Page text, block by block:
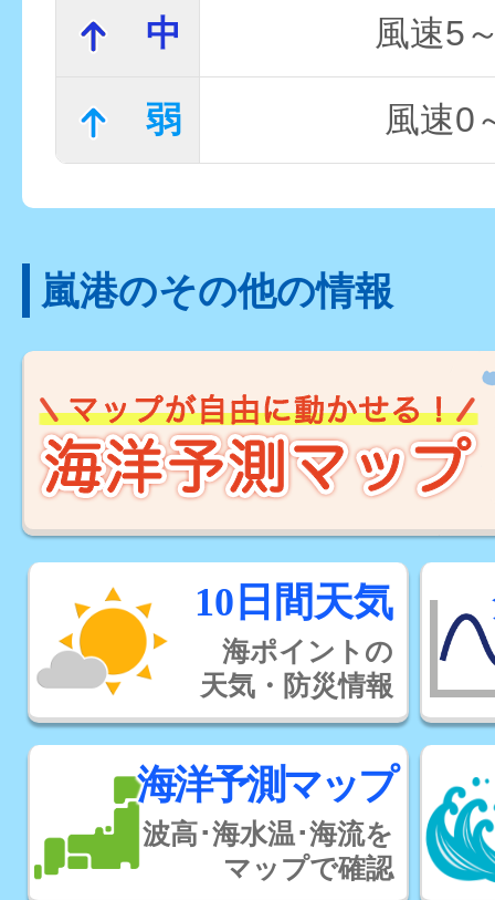
中 風速5
弱 風速0
嵐港のその他の情報
10日間天気
海ポイントの
天気・防災情報
海洋予測マップ
波高･海水温･海流を
マップで確認